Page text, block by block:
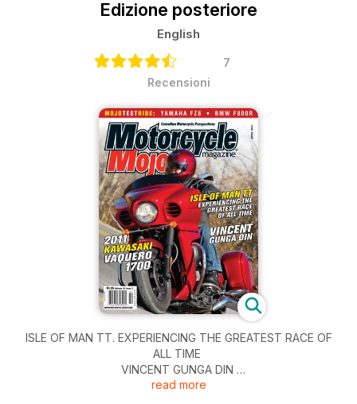
Edizione posteriore
English
7
Recensioni
ISLE OF MAN TT. EXPERIENCING THE GREATEST RACE OF
ALL TIME
VINCENT GUNGA DIN
2011 KAWASAKI VAQUERO 1700
read more